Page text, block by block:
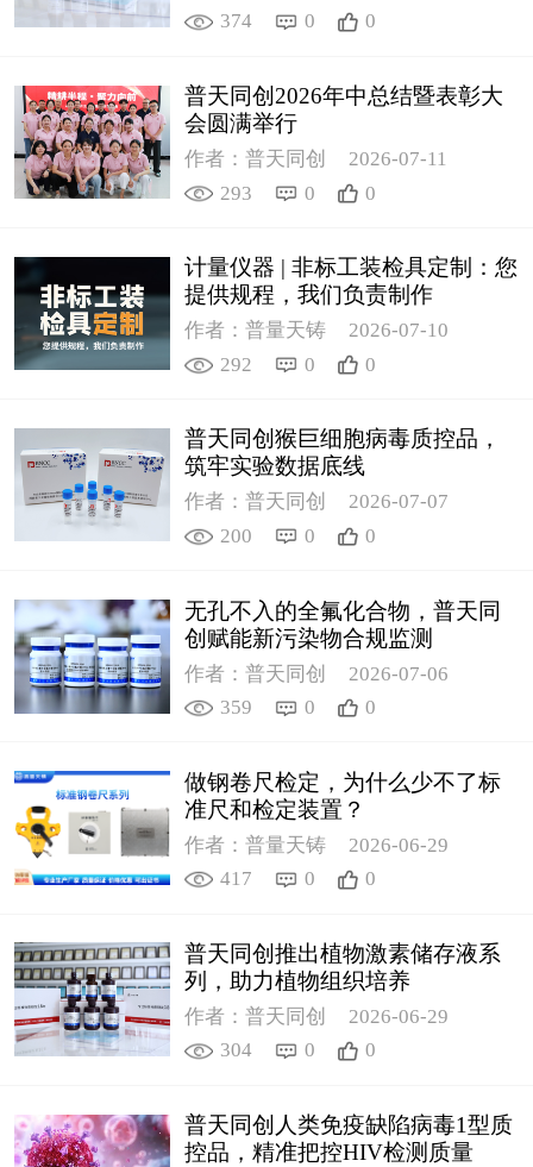
374
0 0
普天同创2026年中总结暨表彰大
会圆满举行
作者：普天同创
2026-07-11
293
0 0
计量仪器 | 非标工装检具定制：您
提供规程，我们负责制作
作者：普量天铸
2026-07-10
292
0 0
普天同创猴巨细胞病毒质控品，
筑牢实验数据底线
作者：普天同创
2026-07-07
200
0 0
无孔不入的全氟化合物，普天同
创赋能新污染物合规监测
作者：普天同创
2026-07-06
359
0 0
做钢卷尺检定，为什么少不了标
准尺和检定装置？
作者：普量天铸
2026-06-29
417
0 0
普天同创推出植物激素储存液系
列，助力植物组织培养
作者：普天同创
2026-06-29
304
0 0
普天同创人类免疫缺陷病毒1型质
控品，精准把控HIV检测质量